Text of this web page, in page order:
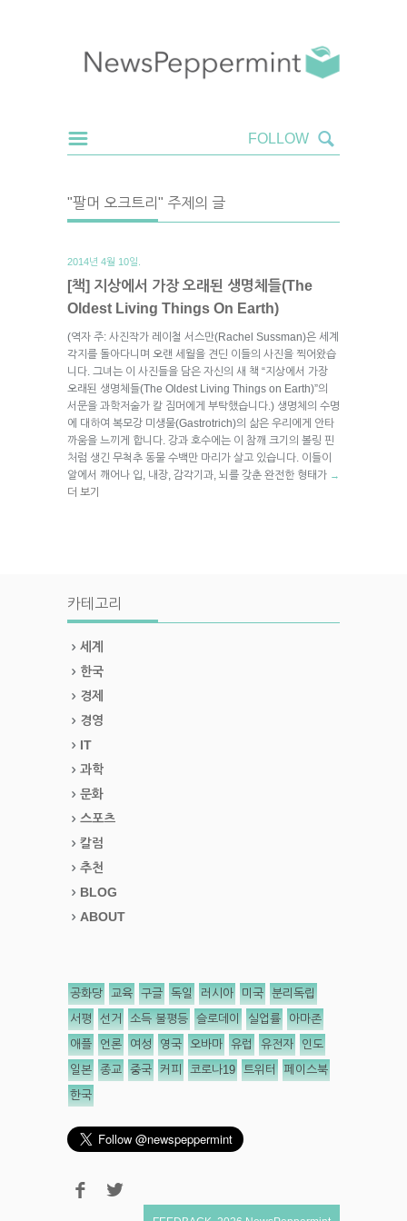
"팔머 오크트리" 주제의 글
2014년 4월 10일.
[책] 지상에서 가장 오래된 생명체들(The
Oldest Living Things On Earth)
(역자 주: 사진작가 레이철 서스만(Rachel Sussman)은 세계
각지를 돌아다니며 오랜 세월을 견딘 이들의 사진을 찍어왔습
니다. 그녀는 이 사진들을 담은 자신의 새 책 “지상에서 가장
오래된 생명체들(The Oldest Living Things on Earth)”의
서문을 과학저술가 칼 짐머에게 부탁했습니다.) 생명체의 수명
에 대하여 복모강 미생물(Gastrotrich)의 삶은 우리에게 안타
까움을 느끼게 합니다. 강과 호수에는 이 참깨 크기의 볼링 핀
처럼 생긴 무척추 동물 수백만 마리가 살고 있습니다. 이들이
알에서 깨어나 입, 내장, 감각기과, 뇌를 갖춘 완전한 형태가 →
더 보기
카테고리
세계
한국
경제
경영
IT
과학
문화
스포츠
칼럼
추천
BLOG
ABOUT
공화당 교육 구글 독일 러시아 미국 분리독립
서평 선거 소득 불평등 슬로데이 실업률 아마존
애플 언론 여성 영국 오바마 유럽 유전자 인도
일본 종교 중국 커피 코로나19 트위터 페이스북
한국